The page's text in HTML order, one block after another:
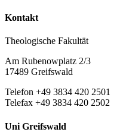
Kontakt
Theologische Fakultät
Am Rubenowplatz 2/3
17489 Greifswald
Telefon +49 3834 420 2501
Telefax +49 3834 420 2502
Uni Greifswald